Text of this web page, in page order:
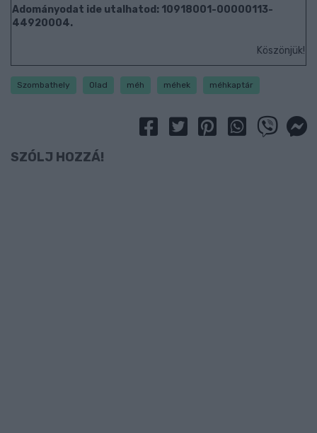
Adományodat ide utalhatod: 10918001-00000113-
44920004.
Köszönjük!
Szombathely Olad méh méhek méhkaptár
SZÓLJ HOZZÁ!